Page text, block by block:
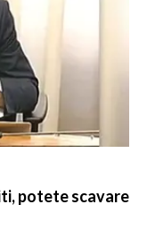
potete scavare